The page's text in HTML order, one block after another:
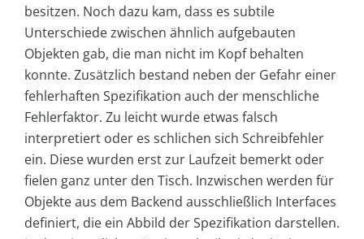
besitzen. Noch dazu kam, dass es subtile
Unterschiede zwischen ähnlich aufgebauten
Objekten gab, die man nicht im Kopf behalten
konnte. Zusätzlich bestand neben der Gefahr einer
fehlerhaften Spezifikation auch der menschliche
Fehlerfaktor. Zu leicht wurde etwas falsch
interpretiert oder es schlichen sich Schreibfehler
ein. Diese wurden erst zur Laufzeit bemerkt oder
fielen ganz unter den Tisch. Inzwischen werden für
Objekte aus dem Backend ausschließlich Interfaces
definiert, die ein Abbild der Spezifikation darstellen.